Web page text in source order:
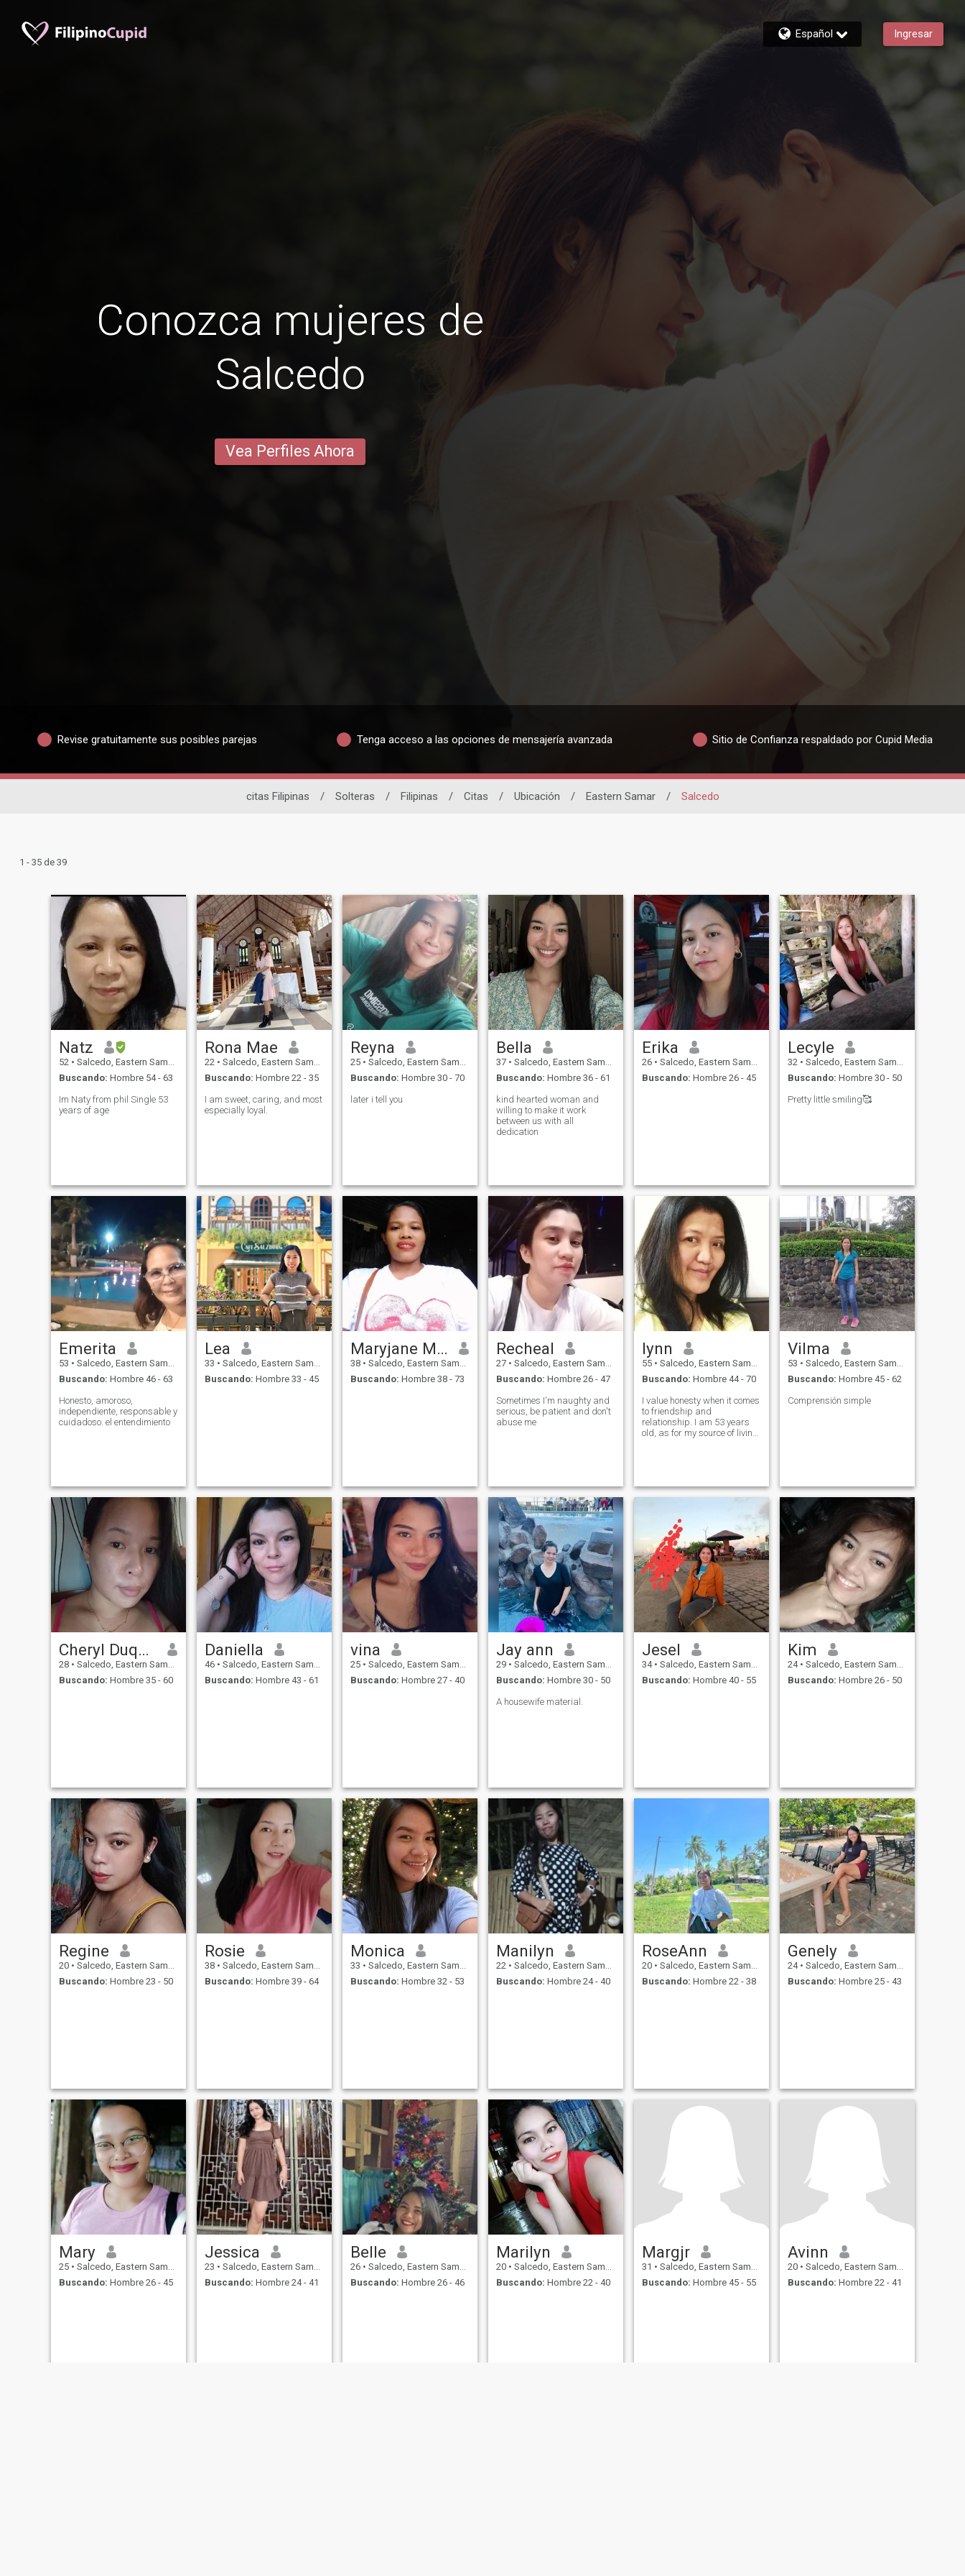
Español Ingresar
Conozca mujeres de
Salcedo
Vea Perfiles Ahora
Revise gratuitamente sus posibles parejas Tenga acceso a las opciones de mensajería avanzada Sitio de Confianza respaldado por Cupid Media
citas Filipinas / Solteras / Filipinas / Citas / Ubicación / Eastern Samar / Salcedo
1 - 35 de 39
Natz
52 • Salcedo, Eastern Samar, Filipinas
Buscando: Hombre 54 - 63
Im Naty from phil Single 53
years of age
Rona Mae
22 • Salcedo, Eastern Samar, Filipinas
Buscando: Hombre 22 - 35
I am sweet, caring, and most
especially loyal.
Reyna
25 • Salcedo, Eastern Samar, Filipinas
Buscando: Hombre 30 - 70
later i tell you
Bella
37 • Salcedo, Eastern Samar, Filipinas
Buscando: Hombre 36 - 61
kind hearted woman and
willing to make it work
between us with all
dedication
Erika
26 • Salcedo, Eastern Samar, Filipinas
Buscando: Hombre 26 - 45
Lecyle
32 • Salcedo, Eastern Samar, Filipinas
Buscando: Hombre 30 - 50
Pretty little smiling🥰
Emerita
53 • Salcedo, Eastern Samar, Filipinas
Buscando: Hombre 46 - 63
Honesto, amoroso,
independiente, responsable y
cuidadoso. el entendimiento
Lea
33 • Salcedo, Eastern Samar, Filipinas
Buscando: Hombre 33 - 45
Maryjane Macabingkil
38 • Salcedo, Eastern Samar, Filipinas
Buscando: Hombre 38 - 73
Recheal
27 • Salcedo, Eastern Samar, Filipinas
Buscando: Hombre 26 - 47
Sometimes I'm naughty and
serious, be patient and don't
abuse me
lynn
55 • Salcedo, Eastern Samar, Filipinas
Buscando: Hombre 44 - 70
I value honesty when it comes
to friendship and
relationship. I am 53 years
old, as for my source of living
Vilma
53 • Salcedo, Eastern Samar, Filipinas
Buscando: Hombre 45 - 62
Comprensión simple
Cheryl Duque Padua
28 • Salcedo, Eastern Samar, Filipinas
Buscando: Hombre 35 - 60
Daniella
46 • Salcedo, Eastern Samar, Filipinas
Buscando: Hombre 43 - 61
vina
25 • Salcedo, Eastern Samar, Filipinas
Buscando: Hombre 27 - 40
Jay ann
29 • Salcedo, Eastern Samar, Filipinas
Buscando: Hombre 30 - 50
A housewife material.
Jesel
34 • Salcedo, Eastern Samar, Filipinas
Buscando: Hombre 40 - 55
Kim
24 • Salcedo, Eastern Samar, Filipinas
Buscando: Hombre 26 - 50
Regine
20 • Salcedo, Eastern Samar, Filipinas
Buscando: Hombre 23 - 50
Rosie
38 • Salcedo, Eastern Samar, Filipinas
Buscando: Hombre 39 - 64
Monica
33 • Salcedo, Eastern Samar, Filipinas
Buscando: Hombre 32 - 53
Manilyn
22 • Salcedo, Eastern Samar, Filipinas
Buscando: Hombre 24 - 40
RoseAnn
20 • Salcedo, Eastern Samar, Filipinas
Buscando: Hombre 22 - 38
Genely
24 • Salcedo, Eastern Samar, Filipinas
Buscando: Hombre 25 - 43
Mary
25 • Salcedo, Eastern Samar, Filipinas
Buscando: Hombre 26 - 45
Jessica
23 • Salcedo, Eastern Samar, Filipinas
Buscando: Hombre 24 - 41
Belle
26 • Salcedo, Eastern Samar, Filipinas
Buscando: Hombre 26 - 46
Marilyn
20 • Salcedo, Eastern Samar, Filipinas
Buscando: Hombre 22 - 40
Margjr
31 • Salcedo, Eastern Samar, Filipinas
Buscando: Hombre 45 - 55
Avinn
20 • Salcedo, Eastern Samar, Filipinas
Buscando: Hombre 22 - 41